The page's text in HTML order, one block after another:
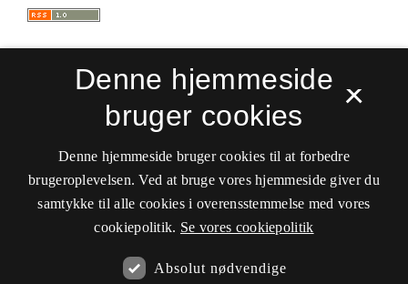
Sprogforum. Tidsskrift for sprog- og
kulturpædagogik
ISSN 0909-9328 (Trykt)
ISSN 1399-8617 (Online)
Tilgængelighedserklæring
Det Kgl. Bibliotek
×
Denne hjemmeside
bruger cookies
Denne hjemmeside bruger cookies til at forbedre
brugeroplevelsen. Ved at bruge vores hjemmeside giver du
samtykke til alle cookies i overensstemmelse med vores
cookiepolitik. Se vores cookiepolitik
Absolut nødvendige